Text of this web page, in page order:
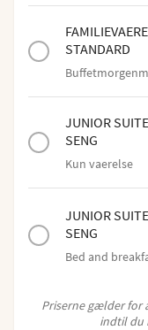
STANDARD
JUNIOR
SENG
Kun vaerelse
JUNIOR
SENG
Bed and
Priserne gælder for
indtil du